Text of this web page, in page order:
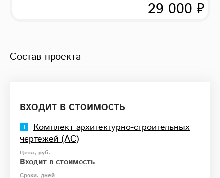
29 000 ₽
Состав проекта
ВХОДИТ В СТОИМОСТЬ
Комплект архитектурно-строительных
чертежей (АС)
Входит в стоимость